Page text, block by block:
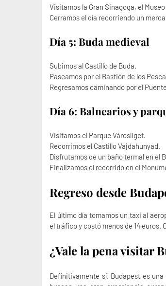
Visitamos la Gran Sinagoga, el
Cerramos el día recorriendo un
Día 5: Buda medieval
Subimos al Castillo de Buda.
Paseamos por el Bastión de los
Regresamos caminando por el
Día 6: Balnearios y
Visitamos el Parque Városliget.
Recorrimos el Castillo Vajdahunyad.
Disfrutamos de un baño termal en el
Finalizamos el recorrido en el
Regreso desde
El último día tomamos un taxi al
el tráfico y costó menos de 14 euros.
¿Vale la pena visitar
Definitivamente sí. Budapest es